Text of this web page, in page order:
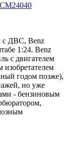
с ДВС, Benz
1:24. Benz
с двигателем
изобретателем
годом позже),
но уже
- бензиновым